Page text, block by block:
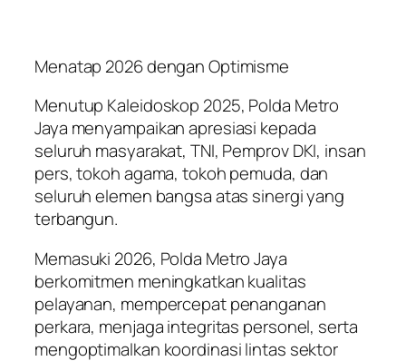
Menatap 2026 dengan Optimisme
Menutup Kaleidoskop 2025, Polda Metro
Jaya menyampaikan apresiasi kepada
seluruh masyarakat, TNI, Pemprov DKI, insan
pers, tokoh agama, tokoh pemuda, dan
seluruh elemen bangsa atas sinergi yang
terbangun.
Memasuki 2026, Polda Metro Jaya
berkomitmen meningkatkan kualitas
pelayanan, mempercepat penanganan
perkara, menjaga integritas personel, serta
mengoptimalkan koordinasi lintas sektor